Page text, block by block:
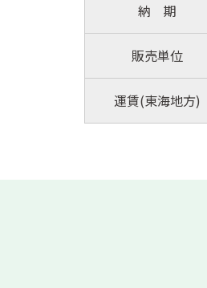
納 期
販売単位
運賃(東海地方)